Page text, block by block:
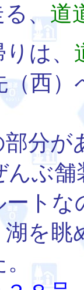
る、道
は、
（西）
分が
んぶ
トな
を眺